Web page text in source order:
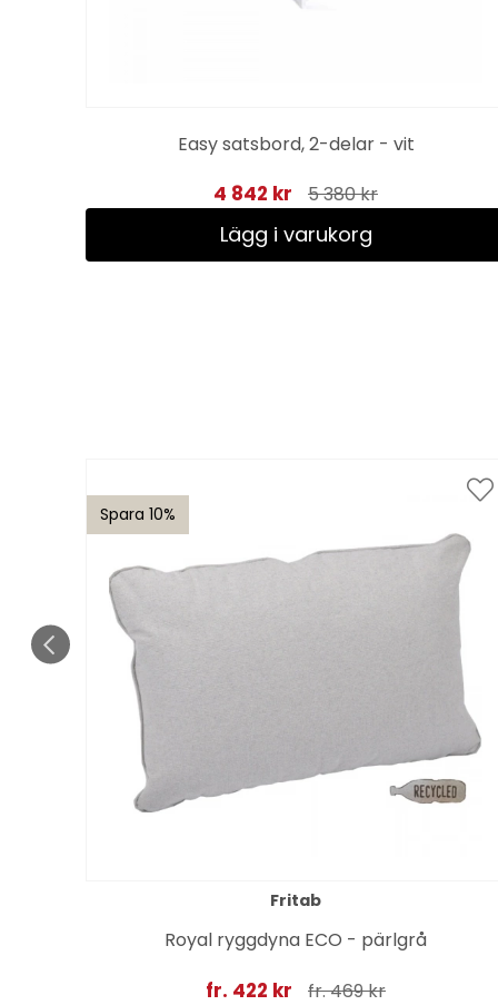
Easy satsbord, 2-delar - vit
4 842 kr 5 380 kr
Lägg i varukorg
Spara 10%
Fritab
Royal ryggdyna ECO - pärlgrå
fr. 422 kr fr. 469 kr